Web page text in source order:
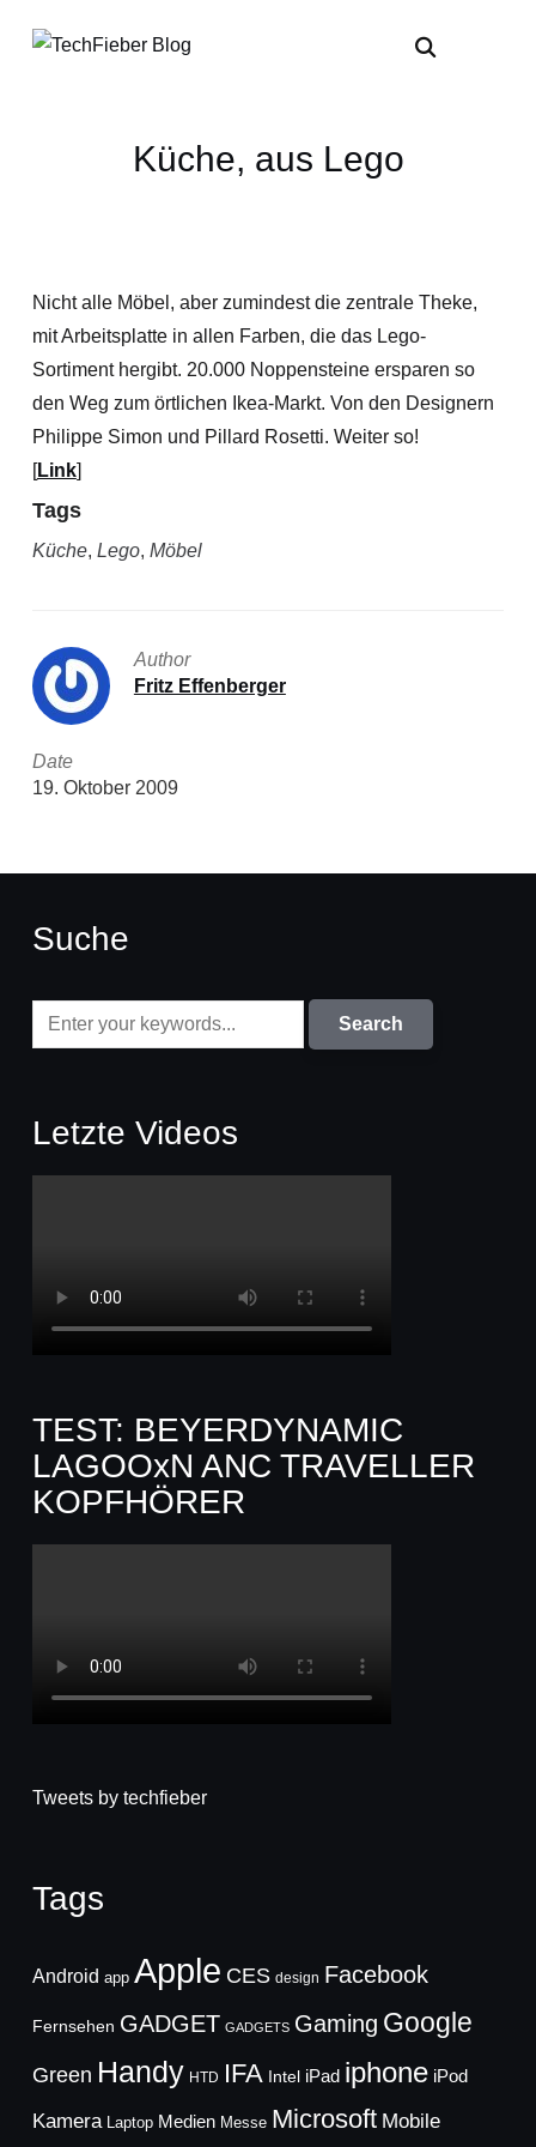
Küche, aus Lego
Nicht alle Möbel, aber zumindest die zentrale Theke,
mit Arbeitsplatte in allen Farben, die das Lego-
Sortiment hergibt. 20.000 Noppensteine ersparen so
den Weg zum örtlichen Ikea-Markt. Von den Designern
Philippe Simon und Pillard Rosetti. Weiter so!
[Link]
Tags
Küche, Lego, Möbel
Author
Fritz Effenberger
Date
19. Oktober 2009
Suche
Letzte Videos
TEST: BEYERDYNAMIC
LAGOOxN ANC TRAVELLER
KOPFHÖRER
Tweets by techfieber
Tags
Android app Apple CES design Facebook
Fernsehen GADGET GADGETS Gaming Google
Green Handy HTD IFA Intel iPad iphone iPod
Kamera Laptop Medien Messe Microsoft Mobile